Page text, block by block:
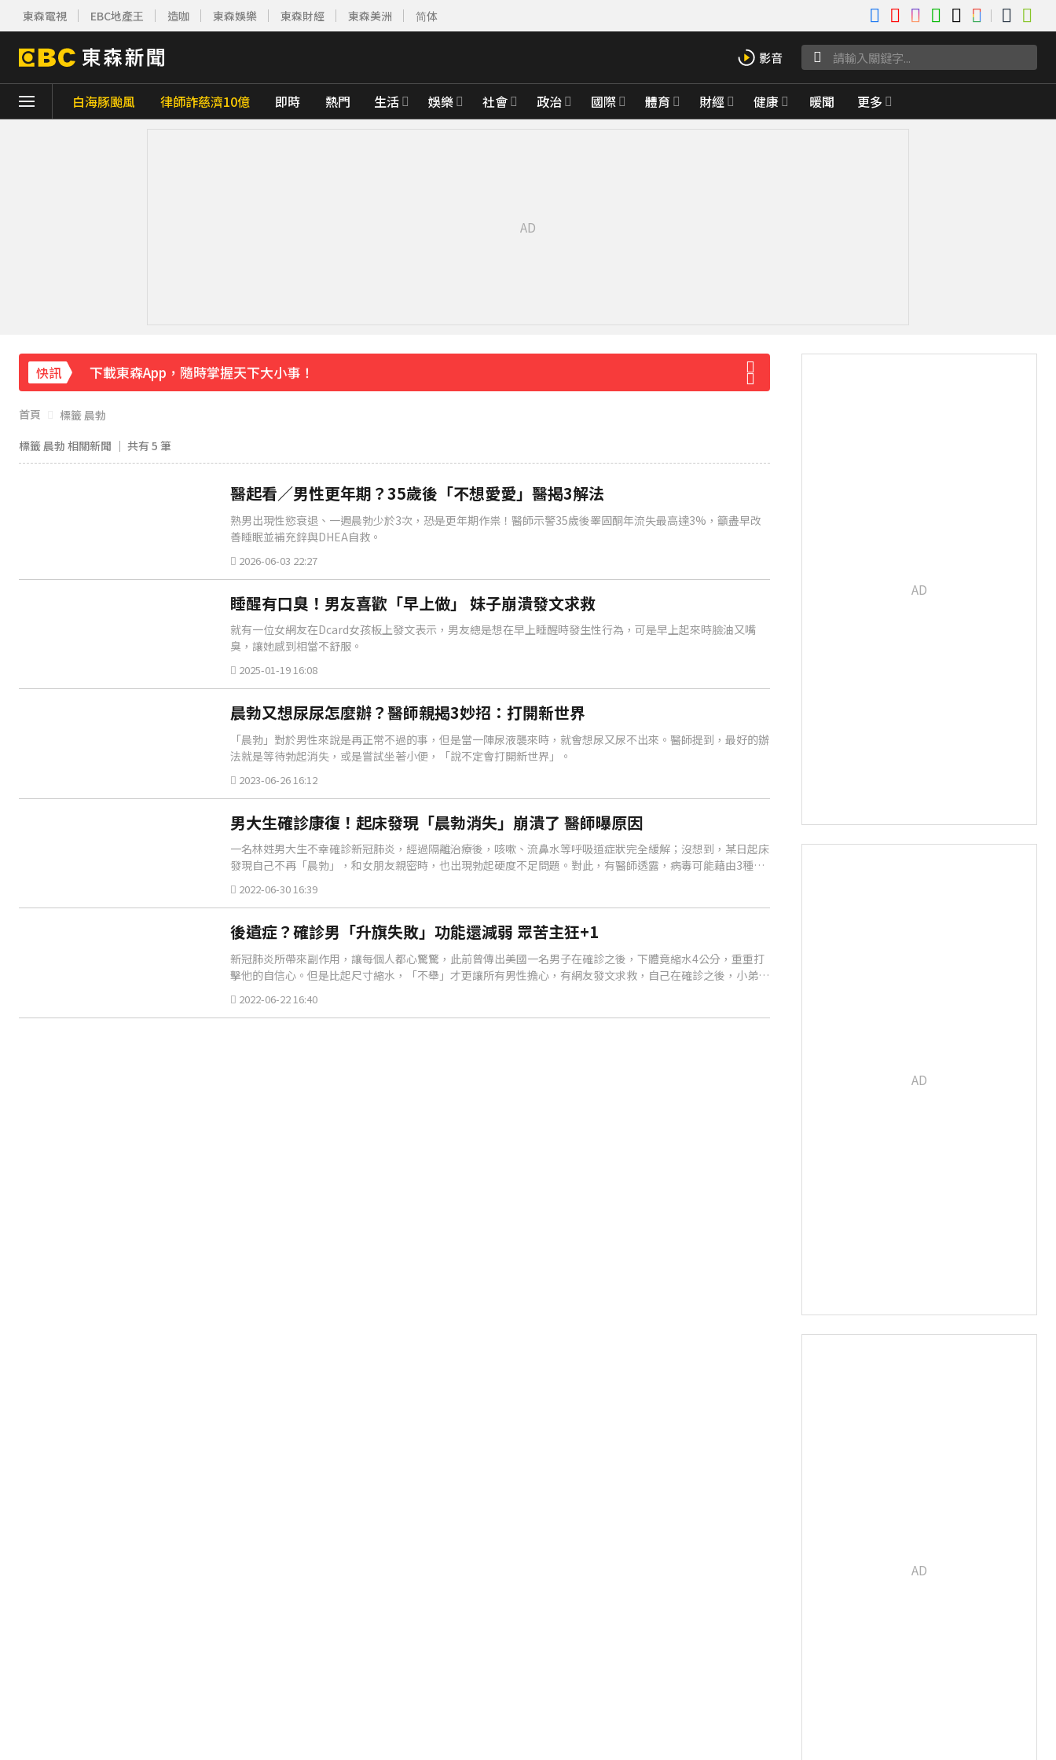
東森電視 EBC地產王 造咖 東森娛樂 東森財經 東森美洲 简体
白海豚颱風 律師詐慈濟10億 即時 熱門 生活 娛樂 社會 政治 國際 體育 財經 健康 暖聞 更多
快訊
下載東森App，隨時掌握天下大小事！
《理財達人秀》X 安聯投信免費講座報名中！搶先卡位 2027
首頁
標籤 晨勃
標籤 晨勃 相關新聞 │ 共有5 筆
醫起看／男性更年期？35歲後「不想愛愛」醫揭3解法
熟男出現性慾衰退、一週晨勃少於3次，恐是更年期作祟！醫師示警35歲後睪固酮年流失最高達3%，籲盡早改
善睡眠並補充鋅與DHEA自救。
2026-06-03 22:27
睡醒有口臭！男友喜歡「早上做」 妹子崩潰發文求救
就有一位女網友在Dcard女孩板上發文表示，男友總是想在早上睡醒時發生性行為，可是早上起來時臉油又嘴
臭，讓她感到相當不舒服。
2025-01-19 16:08
晨勃又想尿尿怎麼辦？醫師親揭3妙招：打開新世界
「晨勃」對於男性來說是再正常不過的事，但是當一陣尿液襲來時，就會想尿又尿不出來。醫師提到，最好的辦
法就是等待勃起消失，或是嘗試坐著小便，「說不定會打開新世界」。
2023-06-26 16:12
男大生確診康復！起床發現「晨勃消失」崩潰了 醫師曝原因
一名林姓男大生不幸確診新冠肺炎，經過隔離治療後，咳嗽、流鼻水等呼吸道症狀完全緩解；沒想到，某日起床
發現自己不再「晨勃」，和女朋友親密時，也出現勃起硬度不足問題。對此，有醫師透露，病毒可能藉由3種不
同路徑影響勃起功能。
2022-06-30 16:39
後遺症？確診男「升旗失敗」功能還減弱 眾苦主狂+1
新冠肺炎所帶來副作用，讓每個人都心驚驚，此前曾傳出美國一名男子在確診之後，下體竟縮水4公分，重重打
擊他的自信心。但是比起尺寸縮水，「不舉」才更讓所有男性擔心，有網友發文求救，自己在確診之後，小弟弟
2022-06-22 16:40